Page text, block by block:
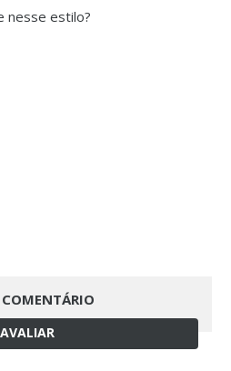
nesse estilo?
COMENTÁRIO
AVALIAR